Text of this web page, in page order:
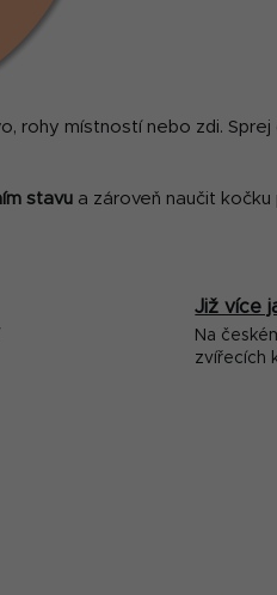
rohy místností nebo zdi.
stavu a zároveň naučit
Již více
Na
zvířecích